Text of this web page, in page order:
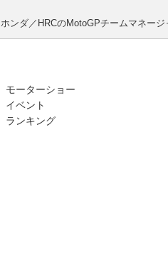
ホンダ／HRCのMotoGPチームマネー
モーターショー
イベント
ランキング